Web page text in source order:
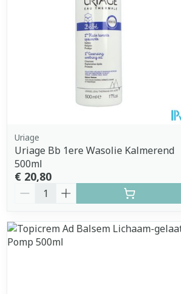
Uriage
Uriage Bb 1ere Wasolie Kalmerend
500ml
€ 20,80
Aantal